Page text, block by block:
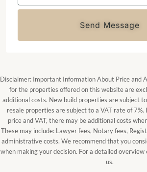
Send Message
Disclaimer: Important Information About Price and
for the properties offered on this website are
additional costs. New build properties are subject
resale properties are subject to a VAT rate of
price and VAT, there may be additional costs
These may include: Lawyer fees, Notary fees,
administrative costs. We recommend that you
when making your decision. For a detailed overview
us.